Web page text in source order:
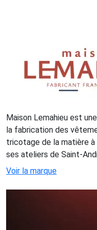
Maison Lemahieu est
la fabrication des
tricotage de la matière
ses ateliers de Saint-
Voir la marque